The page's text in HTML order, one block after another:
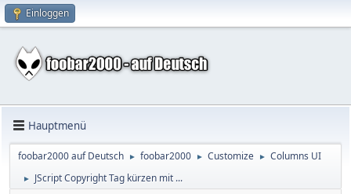
Einloggen
Hauptmenü
foobar2000 auf Deutsch ► foobar2000 ► Customize ► Columns UI
► JScript Copyright Tag kürzen mit ...